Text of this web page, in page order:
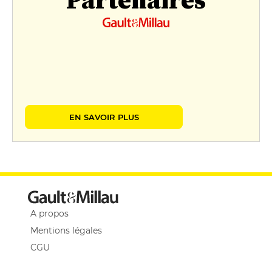
EN SAVOIR PLUS
A propos
Mentions légales
CGU